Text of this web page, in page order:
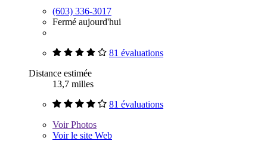
(603) 336-3017
Fermé aujourd'hui
81 évaluations
Distance estimée
13,7 milles
81 évaluations
VoirPhotos
Voir le site Web